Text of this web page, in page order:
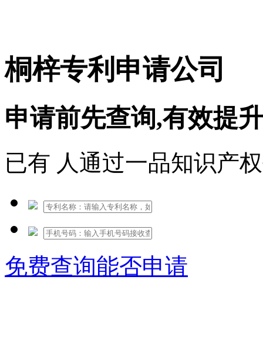
桐梓专利申请公司
申请前先查询,有效提
已有 人通过一品知识产
免费查询能否申请